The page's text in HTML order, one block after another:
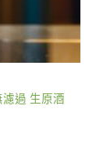
濾過 生原酒